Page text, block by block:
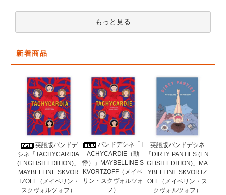
もっと見る
新着商品
英語版バンドデ
シネ「TACHYCARDIA
(ENGLISH EDITION)」
MAYBELLINE SKVOR
TZOFF（メイベリン・
スクヴォルツォフ）
バンドデシネ「T
ACHYCARDIE（動
悸）」MAYBELLINE S
KVORTZOFF（メイベ
リン・スクヴォルツォ
フ）
英語版バンドデシネ
「DIRTY PANTIES (EN
GLISH EDITION)」MA
YBELLINE SKVORTZ
OFF（メイベリン・ス
クヴォルツォフ）